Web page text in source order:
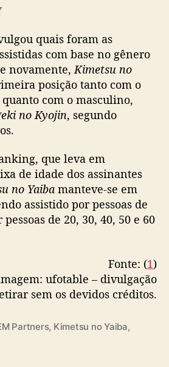
d
o
n
o
s
r
a
m
i
n
a
p
o
e
quais foram as
com base no gênero
novamente,Kimetsu no
posição tanto com o
com o masculino,
no Kyojin, segundo
que leva em
de idade dos assinantes
no Yaiba manteve-se em
assistido por pessoas de
de 20, 30, 40, 50 e 60
Fonte: (1)
ufotable – divulgação
sem os devidos créditos.
Partners, Kimetsu no Yaiba,